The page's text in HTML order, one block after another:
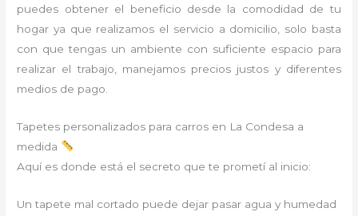
puedes obtener el beneficio desde la comodidad de tu
hogar ya que realizamos el servicio a domicilio, solo basta
con que tengas un ambiente con suficiente espacio para
realizar el trabajo, manejamos precios justos y diferentes
medios de pago.
Tapetes personalizados para carros en La Condesa a
medida
Aquí es donde está el secreto que te prometí al inicio:
Un tapete mal cortado puede dejar pasar agua y humedad